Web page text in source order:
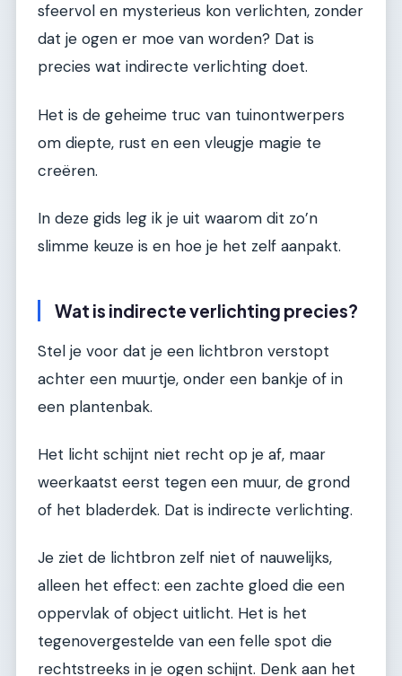
sfeervol en mysterieus kon verlichten, zonder
dat je ogen er moe van worden? Dat is
precies wat indirecte verlichting doet.
Het is de geheime truc van tuinontwerpers
om diepte, rust en een vleugje magie te
creëren.
In deze gids leg ik je uit waarom dit zo’n
slimme keuze is en hoe je het zelf aanpakt.
Wat is indirecte verlichting precies?
Stel je voor dat je een lichtbron verstopt
achter een muurtje, onder een bankje of in
een plantenbak.
Het licht schijnt niet recht op je af, maar
weerkaatst eerst tegen een muur, de grond
of het bladerdek. Dat is indirecte verlichting.
Je ziet de lichtbron zelf niet of nauwelijks,
alleen het effect: een zachte gloed die een
oppervlak of object uitlicht. Het is het
tegenovergestelde van een felle spot die
rechtstreeks in je ogen schijnt. Denk aan het